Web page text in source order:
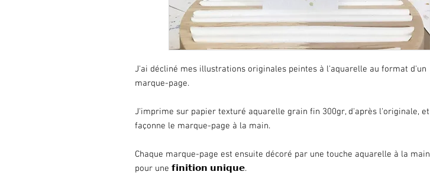
J'ai décliné mes illustrations originales peintes à l'aquarelle au format d'un
marque-page.
J'imprime sur papier texturé aquarelle grain fin 300gr, d'après l'originale, et
façonne le marque-page à la main.
Chaque marque-page est ensuite décoré par une touche aquarelle à la main
pour une 𝗳𝗶𝗻𝗶𝘁𝗶𝗼𝗻 𝘂𝗻𝗶𝗾𝘂𝗲.